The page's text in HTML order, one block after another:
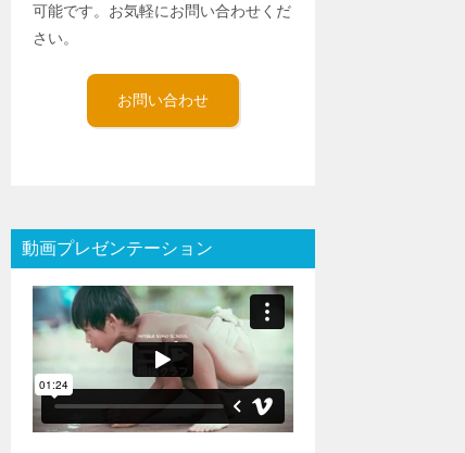
可能です。お気軽にお問い合わせくだ
さい。
お問い合わせ
動画プレゼンテーション